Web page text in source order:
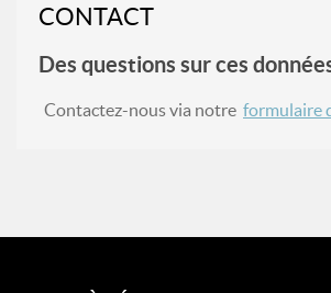
CONTACT
Des questions sur ces
Contactez-nous via notre formulaire